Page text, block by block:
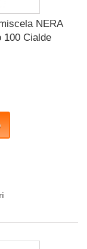
NERA
100 Cialde